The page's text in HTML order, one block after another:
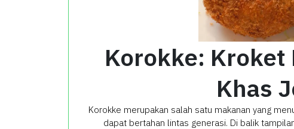
Korokke: Kroket
Khas
Korokke merupakan salah satu makanan yang
dapat bertahan lintas generasi. Di balik